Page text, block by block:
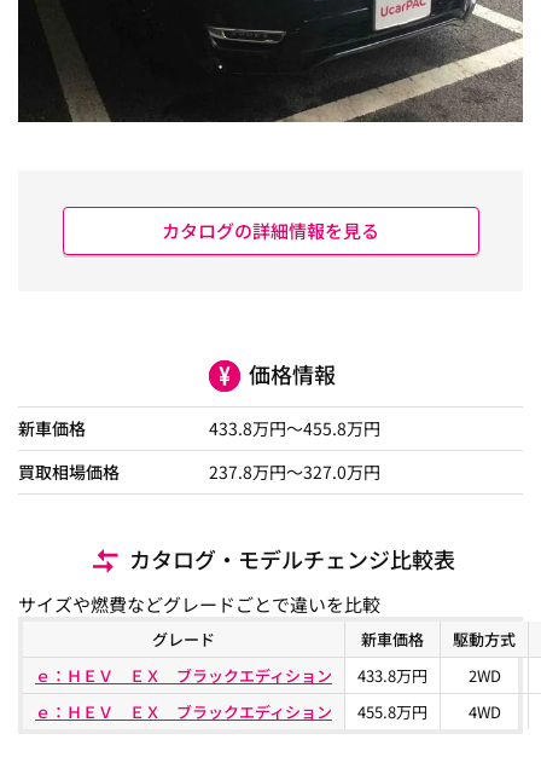
カタログの詳細情報を見る
価格情報
新車価格 433.8万円～455.8万円
買取相場価格
237.8万円〜327.0万円
カタログ・モデルチェンジ比較表
サイズや燃費などグレードごとで違いを比較
グレード 新車価格
駆動方式
ｅ：ＨＥＶ ＥＸ ブラックエディション
433.8万円
2WD
ｅ：ＨＥＶ ＥＸ ブラックエディション
455.8万円 4WD